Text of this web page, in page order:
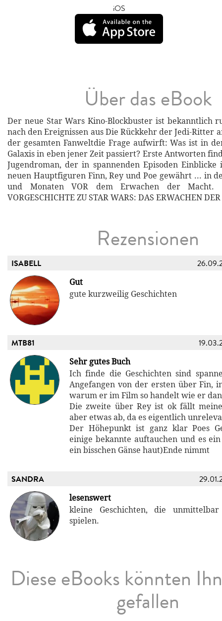
iOS
Über das eBook
Der neue Star Wars Kino-Blockbuster ist bekanntlich
nach den Ereignissen aus Die Rückkehr der Jedi-Ritter
der gesamten Fanweltdie Frage aufwirft: Was ist in
Galaxis in eben jener Zeit passiert? Erste Antworten
Jugendroman, der in spannenden Episoden
neuen Hauptfiguren Finn, Rey und Poe gewährt ... in
und Monaten VOR dem Erwachen der Macht.
VORGESCHICHTE ZU STAR WARS: DAS ERWACHEN
Rezensionen
ISABELL
Gut
gute kurzweilig Geschichten
MTB81
Sehr gutes Buch
Ich finde die Geschichten sind
Angefangen von der ersten über Fin,
warum er im Film so handelt wie er
Die zweite über Rey ist ok fällt
aber etwas ab, da es eigentlich
Der Höhepunkt ist ganz klar Poes
einige bekannte auftauchen und es
ein bisschen Gänse haut)Ende nimmt
SANDRA
lesenswert
kleine Geschichten, die
spielen.
Diese eBooks könnten
gefallen